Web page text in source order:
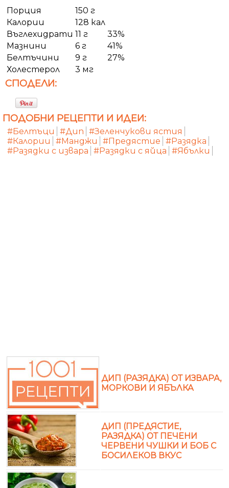
Порция
150 г
Калории
128 кал
Въглехидрати 11 г
33%
Мазнини
6 г
41%
Белтъчини
9 г
27%
Холестерол
3 мг
СПОДЕЛИ:
ПОДОБНИ РЕЦЕПТИ И ИДЕИ:
#Белтъци #Дип #Зеленчукови ястия
#Калории
#Манджи #Предястие #Разядка
#Разядки с извара #Разядки с яйца #Ябълки
ДИП (РАЗЯДКА) ОТ ИЗВАРА,
МОРКОВИ И ЯБЪЛКА
ДИП (ПРЕДЯСТИЕ,
РАЗЯДКА) ОТ ПЕЧЕНИ
ЧЕРВЕНИ ЧУШКИ И БОБ С
БОСИЛЕКОВ ВКУС